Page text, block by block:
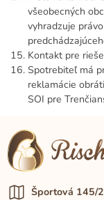
všeobecných
vyhradzuje
Kontakt pre
Spotrebiteľ má
reklamácie
SOI pre
Športová 145/